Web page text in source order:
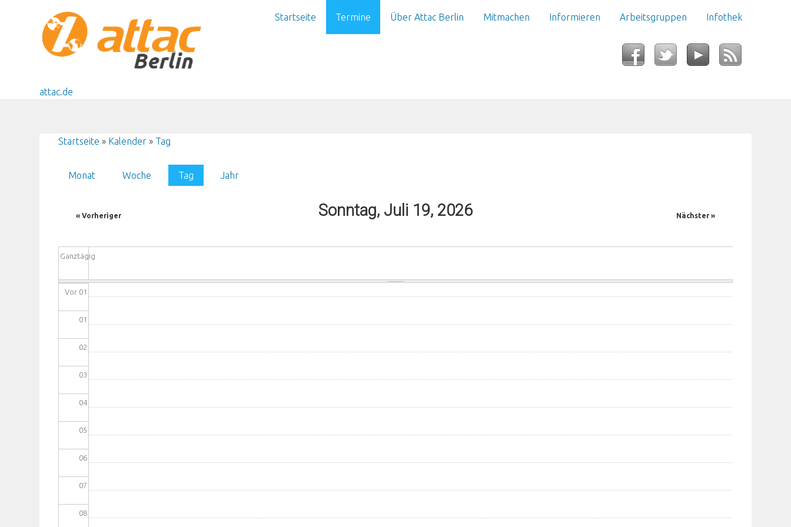
attac.de
Startseite Termine Über Attac Berlin Mitmachen Informieren Arbeitsgruppen Infothek
Startseite » Kalender » Tag
Monat Woche Tag (aktiver Reiter)
Jahr
Sonntag, Juli 19, 2026
« Vorheriger Nächster »
Ganztägig
Vor 01
01
02
03
04
05
06
07
08